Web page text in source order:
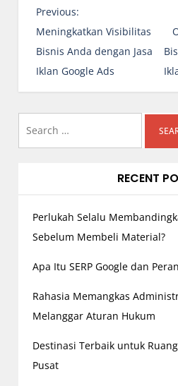
P
o
s
t
n
v
i
i
o
n
Previous:
Meningkatkan Visibilitas
Bisnis Anda dengan Jasa
Iklan Google Ads
RECENT
Perlukah Selalu
Sebelum Membeli Material?
Apa Itu SERP Google dan
Rahasia Memangkas
Melanggar Aturan Hukum
Destinasi Terbaik untuk
Pusat